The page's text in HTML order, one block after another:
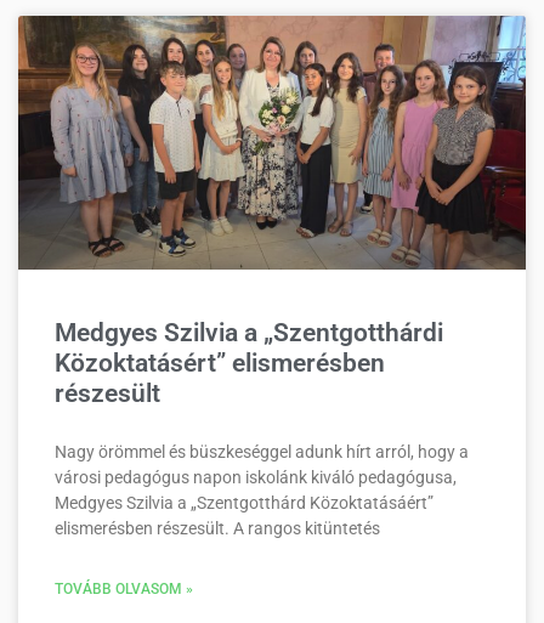
Medgyes Szilvia a „Szentgotthárdi
Közoktatásért” elismerésben
részesült
Nagy örömmel és büszkeséggel adunk hírt arról, hogy a
városi pedagógus napon iskolánk kiváló pedagógusa,
Medgyes Szilvia a „Szentgotthárd Közoktatásáért”
elismerésben részesült. A rangos kitüntetés
TOVÁBB OLVASOM »